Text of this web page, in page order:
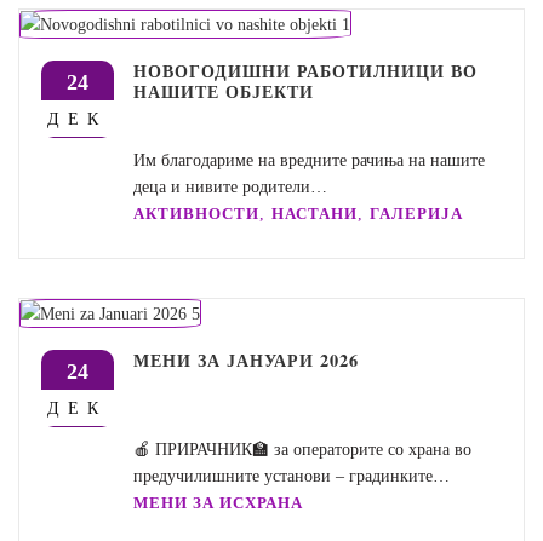
24
ДЕК
НОВОГОДИШНИ РАБОТИЛНИЦИ ВО
НАШИТЕ ОБЈЕКТИ
Им благодариме на вредните рачиња на нашите
деца и нивите родители…
АКТИВНОСТИ ,НАСТАНИ ,ГАЛЕРИЈА
24
ДЕК
МЕНИ ЗА ЈАНУАРИ 2026
🍎 ПРИРАЧНИК🏫 за операторите со храна во
предучилишните установи – градинките…
МЕНИ ЗА ИСХРАНА